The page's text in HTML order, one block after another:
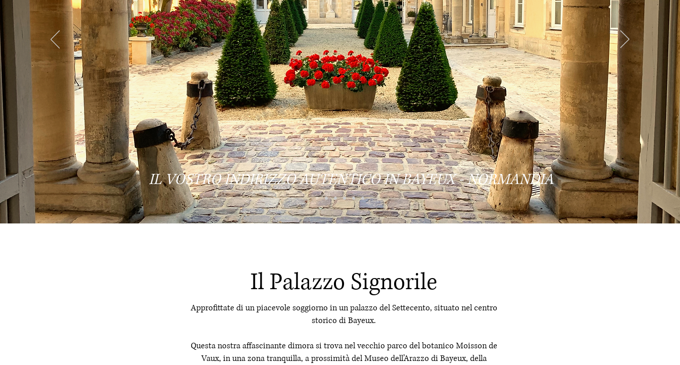
IL VOSTRO INDIRIZZO AUTENTICO IN BAYEUX - NORMANDIA
Il Palazzo Signorile
Approfittate di un piacevole soggiorno in un palazzo del Settecento, situato nel centro
storico di Bayeux.
Questa nostra affascinante dimora si trova nel vecchio parco del botanico Moisson de
Vaux, in una zona tranquilla, a prossimità del Museo dell’Arazzo di Bayeux, della